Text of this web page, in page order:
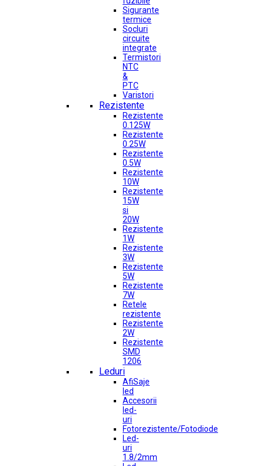
Sigurante
termice
Socluri
circuite
integrate
Termistori
NTC
&
PTC
Varistori
Rezistente
Rezistente
0.125W
Rezistente
0.25W
Rezistente
0.5W
Rezistente
10W
Rezistente
15W
si
20W
Rezistente
1W
Rezistente
3W
Rezistente
5W
Rezistente
7W
Retele
rezistente
Rezistente
2W
Rezistente
SMD
1206
Leduri
AfiSaje
led
Accesorii
led-
uri
Fotorezistente/Fotodiode
Led-
uri
1.8/2mm